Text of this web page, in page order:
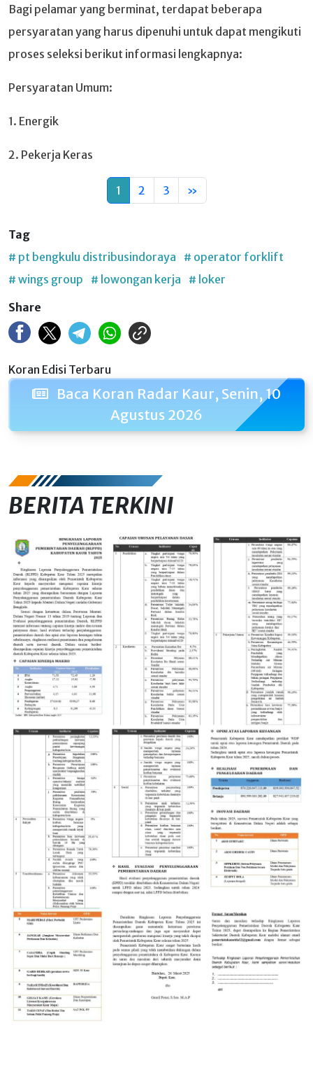
Bagi pelamar yang berminat, terdapat beberapa
persyaratan yang harus dipenuhi untuk dapat mengikuti
proses seleksi berikut informasi lengkapnya:
Persyaratan Umum:
1. Energik
2. Pekerja Keras
1 2 3 »
Tag
# pt bengkulu distribusindoraya
# operator forklift
# wings group
# lowongan kerja
# loker
Share
Koran Edisi Terbaru
Baca Koran Radar Kaur, Senin, 10
Agustus 2026
BERITA TERKINI